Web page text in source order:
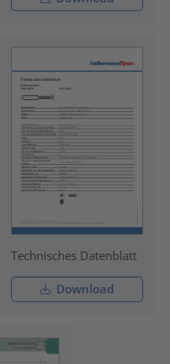
Technisches Datenblatt
Download